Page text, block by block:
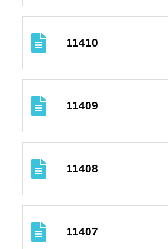
11410
11409
11408
11407